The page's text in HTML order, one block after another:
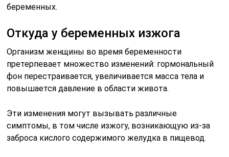
беременных.
Откуда у беременных изжога
Организм женщины во время беременности
претерпевает множество изменений: гормональный
фон перестраивается, увеличивается масса тела и
повышается давление в области живота.
Эти изменения могут вызывать различные
симптомы, в том числе изжогу, возникающую из-за
заброса кислого содержимого желудка в пищевод.